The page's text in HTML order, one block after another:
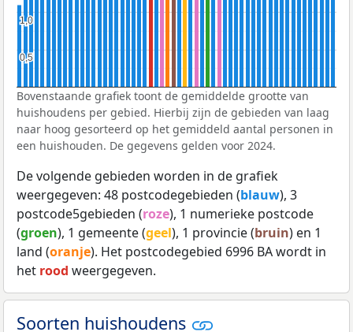
0,5
0,5
1,0
1,0
Bovenstaande grafiek toont de gemiddelde grootte van
huishoudens per gebied. Hierbij zijn de gebieden van laag
naar hoog gesorteerd op het gemiddeld aantal personen in
een huishouden. De gegevens gelden voor 2024.
De volgende gebieden worden in de grafiek
weergegeven: 48 postcodegebieden (blauw), 3
postcode5gebieden (roze), 1 numerieke postcode
(groen), 1 gemeente (geel), 1 provincie (bruin) en 1
land (oranje). Het postcodegebied 6996 BA wordt in
het rood weergegeven.
Soorten huishoudens